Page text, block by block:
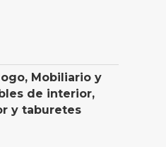
, Mobiliario y
de interior,
y taburetes